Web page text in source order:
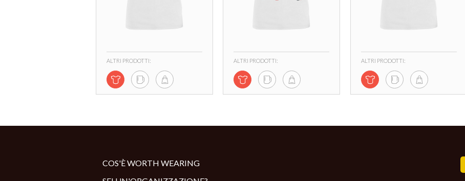
ALTRI PRODOTTI: ALTRI PRODOTTI: ALTRI PRODOTTI:
COS'È WORTH WEARING